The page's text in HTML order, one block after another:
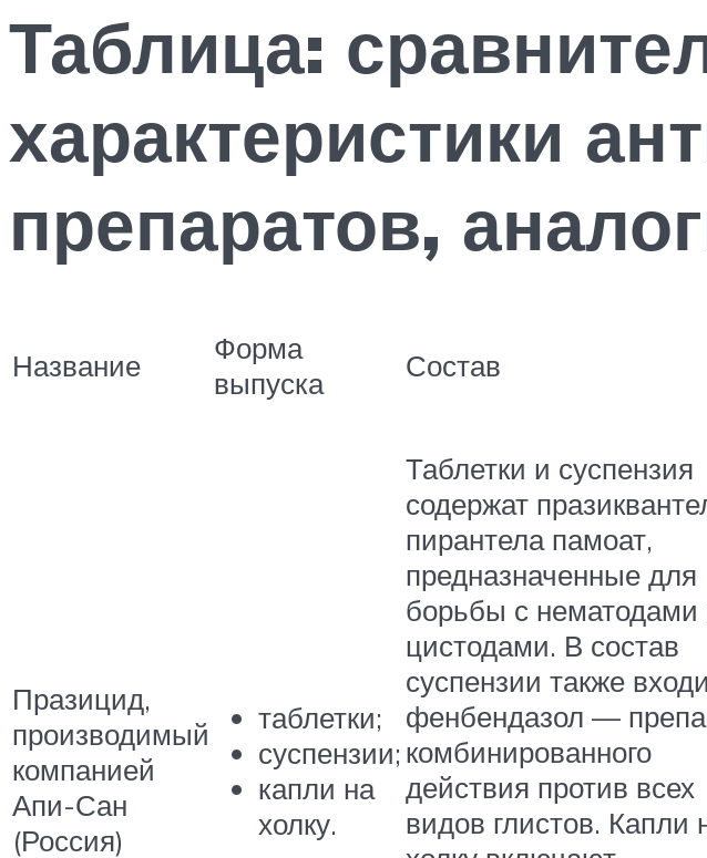
Таблица:
характеристики
препаратов,
Название
Форма
выпуска
Состав
Празицид,
производимый
компанией
Апи-Сан
(Россия)
таблетки;
суспензии;
капли на
холку.
Таблетки и суспензия
содержат
пирантела памоат,
предназначенные для
борьбы с нематодами
цистодами. В состав
суспензии также
фенбендазол —
комбинированного
действия против всех
видов глистов. Капли